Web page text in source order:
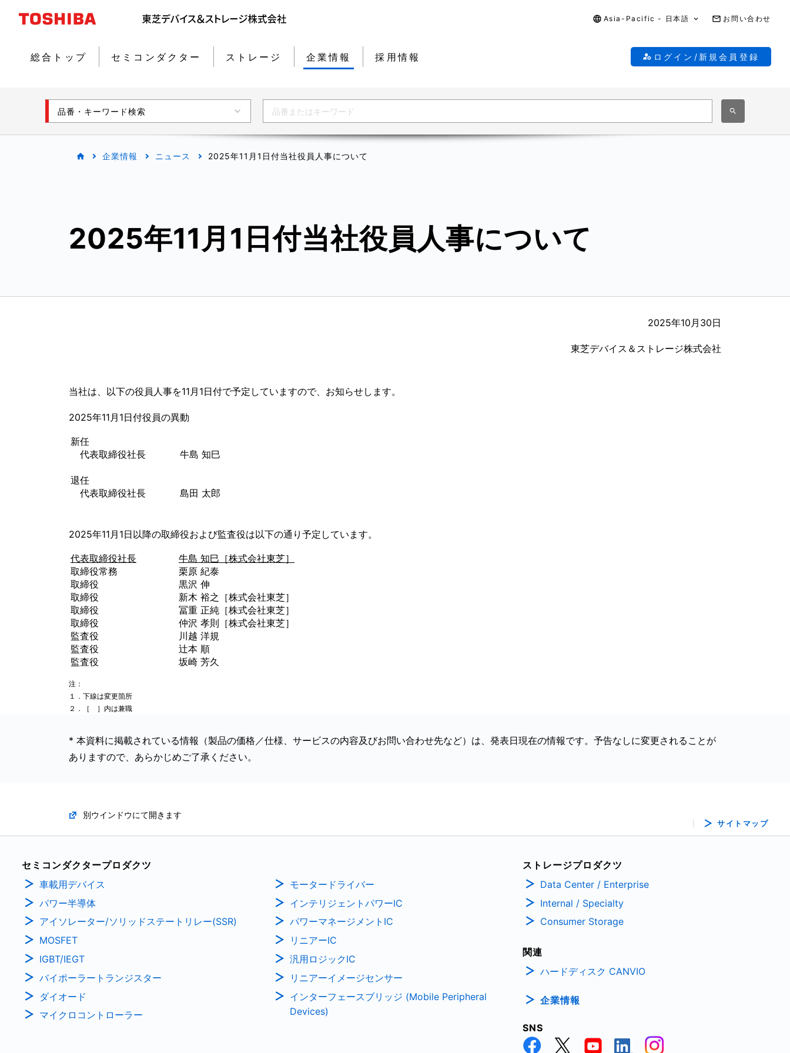
Asia-Pacific - 日本語 お問い合わせ
総合トップ セミコンダクター ストレージ 企業情報 採用情報 ログイン/新規会員登録
品番・キーワード検索
企業情報 ニュース 2025年11月1日付当社役員人事について
2025年11月1日付当社役員人事について
2025年10月30日
東芝デバイス＆ストレージ株式会社
当社は、以下の役員人事を11月1日付で予定していますので、お知らせします。
2025年11月1日付役員の異動
新任
代表取締役社長
牛島 知巳
退任
代表取締役社長
島田 太郎
2025年11月1日以降の取締役および監査役は以下の通り予定しています。
代表取締役社長
牛島 知巳［株式会社東芝］
取締役常務
栗原 紀泰
取締役
黒沢 伸
取締役
新木 裕之［株式会社東芝］
取締役
冨重 正純［株式会社東芝］
取締役
仲沢 孝則［株式会社東芝］
監査役
川越 洋規
監査役
辻本 順
監査役
坂崎 芳久
注：
１．下線は変更箇所
２．［ ］内は兼職
* 本資料に掲載されている情報（製品の価格／仕様、サービスの内容及びお問い合わせ先など）は、発表日現在の情報です。予告なしに変更されることが
ありますので、あらかじめご了承ください。
別ウインドウにて開きます
サイトマップ
セミコンダクタープロダクツ
車載用デバイス
パワー半導体
アイソレーター/ソリッドステートリレー(SSR)
MOSFET
IGBT/IEGT
バイポーラートランジスター
ダイオード
マイクロコントローラー
モータードライバー
インテリジェントパワーIC
パワーマネージメントIC
リニアーIC
汎用ロジックIC
リニアーイメージセンサー
インターフェースブリッジ (Mobile Peripheral
Devices)
ストレージプロダクツ
Data Center / Enterprise
Internal / Specialty
Consumer Storage
関連
ハードディスク CANVIO
企業情報
SNS